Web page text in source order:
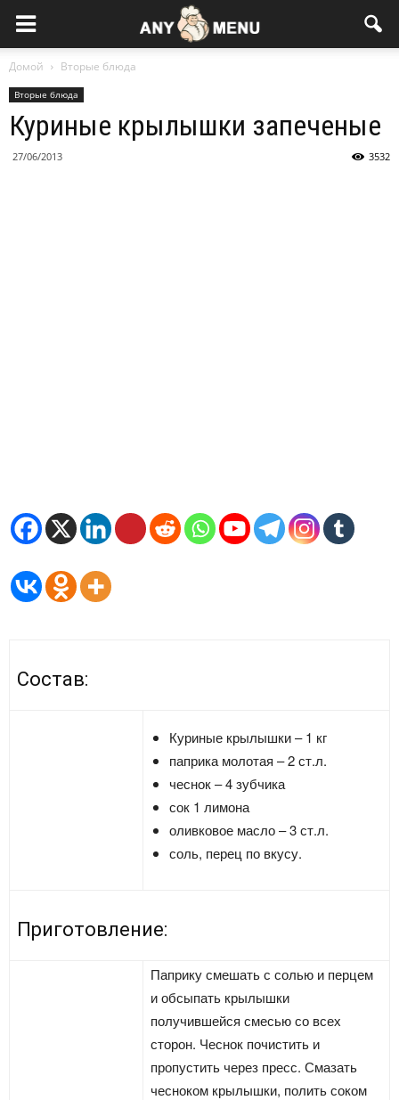
Домой Вторые блюда
Вторые блюда
Куриные крылышки запеченые
27/06/2013 3532
Состав:
Куриные крылышки – 1 кг
паприка молотая – 2 ст.л.
чеснок – 4 зубчика
сок 1 лимона
оливковое масло – 3 ст.л.
соль, перец по вкусу.
Приготовление:
Паприку смешать с солью и перцем
и обсыпать крылышки
получившейся смесью со всех
сторон. Чеснок почистить и
пропустить через пресс. Смазать
чесноком крылышки, полить соком